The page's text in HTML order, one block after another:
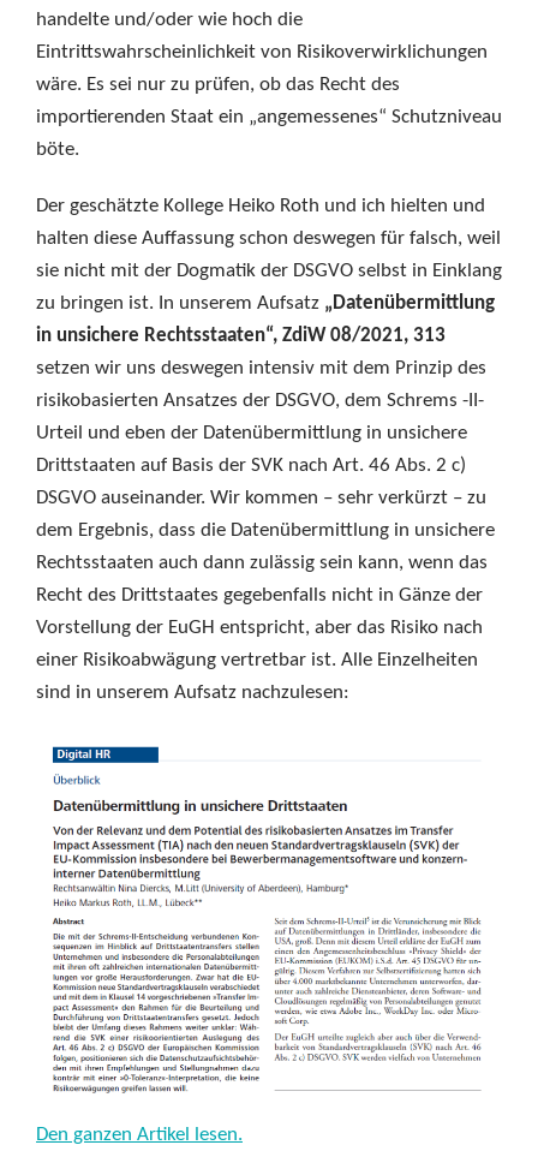
handelte und/oder wie hoch die
Eintrittswahrscheinlichkeit von Risikoverwirklichungen
wäre. Es sei nur zu prüfen, ob das Recht des
importierenden Staat ein „angemessenes“ Schutzniveau
böte.
Der geschätzte Kollege Heiko Roth und ich hielten und
halten diese Auffassung schon deswegen für falsch, weil
sie nicht mit der Dogmatik der DSGVO selbst in Einklang
zu bringen ist. In unserem Aufsatz „Datenübermittlung
in unsichere Rechtsstaaten“, ZdiW 08/2021, 313
setzen wir uns deswegen intensiv mit dem Prinzip des
risikobasierten Ansatzes der DSGVO, dem Schrems -II-
Urteil und eben der Datenübermittlung in unsichere
Drittstaaten auf Basis der SVK nach Art. 46 Abs. 2 c)
DSGVO auseinander. Wir kommen – sehr verkürzt – zu
dem Ergebnis, dass die Datenübermittlung in unsichere
Rechtsstaaten auch dann zulässig sein kann, wenn das
Recht des Drittstaates gegebenfalls nicht in Gänze der
Vorstellung der EuGH entspricht, aber das Risiko nach
einer Risikoabwägung vertretbar ist. Alle Einzelheiten
sind in unserem Aufsatz nachzulesen:
Den ganzen Artikel lesen.